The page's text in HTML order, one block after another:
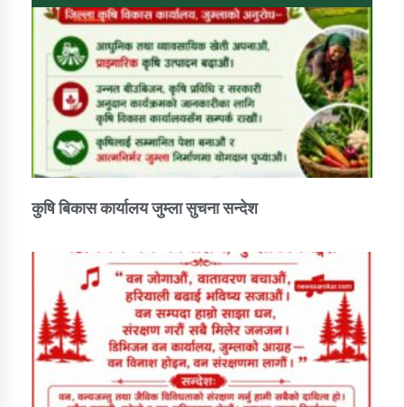
कार्यक्रम कार्यान्वयन एकाई जुम्लाको सुचना
तातोपानी गाउँपालिकाको न्यायिक समिति सम्बन्धी सन्देश
कुषि बिकास कार्यालय जुम्ला सुचना सन्देश